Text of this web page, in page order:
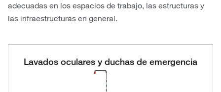
adecuadas en los espacios de trabajo, las estructuras y
las infraestructuras en general.
Lavados oculares y duchas de emergencia